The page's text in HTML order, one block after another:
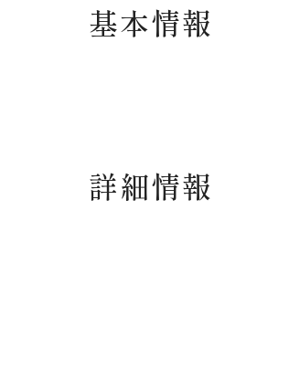
基本情報
詳細情報